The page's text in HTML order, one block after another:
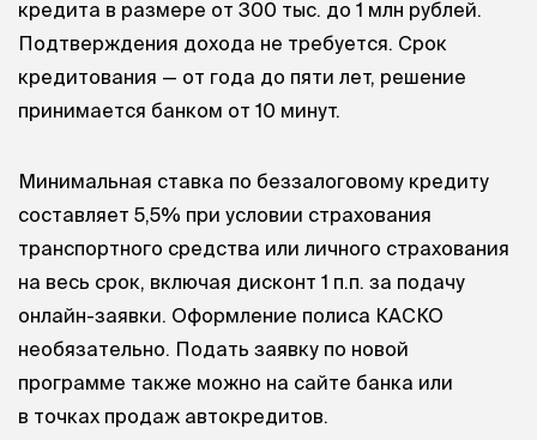
кредита в размере от 300 тыс. до 1 млн рублей.
Подтверждения дохода не требуется. Срок
кредитования — от года до пяти лет, решение
принимается банком от 10 минут.
Минимальная ставка по беззалоговому кредиту
составляет 5,5% при условии страхования
транспортного средства или личного страхования
на весь срок, включая дисконт 1 п.п. за подачу
онлайн-заявки. Оформление полиса КАСКО
необязательно. Подать заявку по новой
программе также можно на сайте банка или
в точках продаж автокредитов.